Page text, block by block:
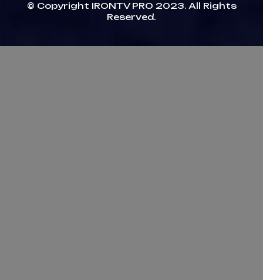
© Copyright IRONTV PRO 2023. All Rights
Reserved.